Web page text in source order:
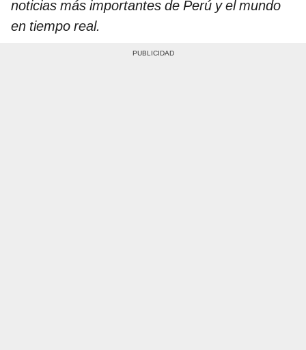
noticias más importantes de Perú y el mundo
en tiempo real.